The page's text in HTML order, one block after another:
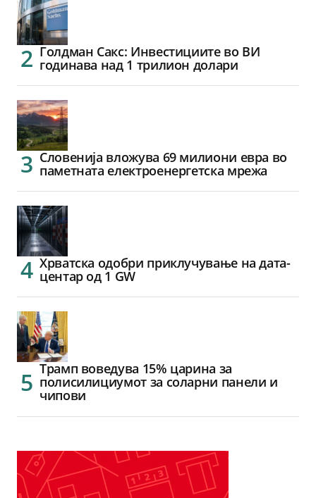
Голдман Сакс: Инвестициите во ВИ
годинава над 1 трилион долари
Словенија вложува 69 милиони евра во
паметната електроенергетска мрежа
Хрватска одобри приклучување на дата-
центар од 1 GW
Трамп воведува 15% царина за
полисилициумот за соларни панели и
чипови